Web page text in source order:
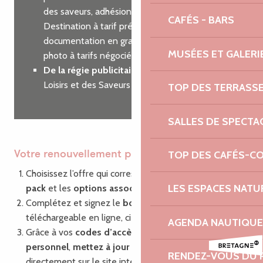
CAFÉS - BARS
MUSÉES ET
TOP DES
SALLES DE
TOP DES CAFÉS-
LES ESPACES
AGENDA NAUTIQUE
RENDEZ-VOUS DU
des saveurs, adhésion à Côtes d’Armor
Destination à tarif préférentiel, commande de
documentation en grande quantité, shooting
photo à tarifs négociés…
De la régie publicitaire
sur nos guides des
Loisirs et des Saveurs
Votre renouvellement pas à pas
Choisissez l’offre qui correspond à vos besoins : le
pack et les options associées
Complétez et signez le bon de commande,
téléchargeable en ligne, ci-dessous.
Grâce à vos codes d’accès
personnel, mettez à jour vos informations